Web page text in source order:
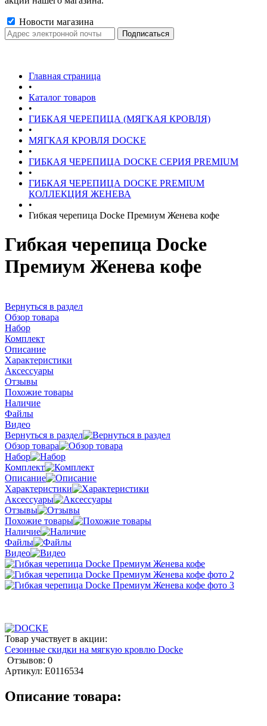
Новости магазина
Главная страница
•
Каталог товаров
•
ГИБКАЯ ЧЕРЕПИЦА (МЯГКАЯ КРОВЛЯ)
•
МЯГКАЯ КРОВЛЯ DOCKE
•
ГИБКАЯ ЧЕРЕПИЦА DOCKE СЕРИЯ PREMIUM
•
ГИБКАЯ ЧЕРЕПИЦА DOCKE PREMIUM
КОЛЛЕКЦИЯ ЖЕНЕВА
•
Гибкая черепица Docke Премиум Женева кофе
Гибкая черепица Docke
Премиум Женева кофе
Вернуться в раздел
Обзор товара
Набор
Комплект
Описание
Характеристики
Аксессуары
Отзывы
Похожие товары
Наличие
Файлы
Видео
Вернуться в раздел
Обзор товара
Набор
Комплект
Описание
Характеристики
Аксессуары
Отзывы
Похожие товары
Наличие
Файлы
Видео
Товар участвует в акции:
Сезонные скидки на мягкую кровлю Docke
Отзывов: 0
Артикул: E0116534
Описание товара: